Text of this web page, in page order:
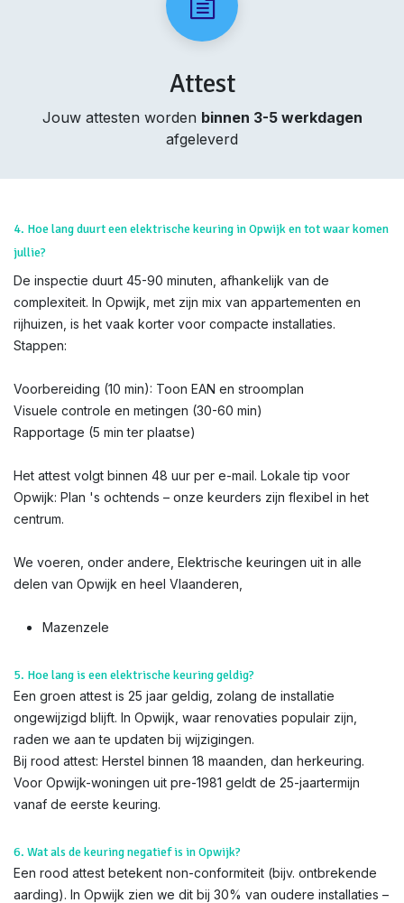
Attest
Jouw attesten worden binnen 3-5 werkdagen
afgeleverd
4. Hoe lang duurt een elektrische keuring in Opwijk en tot waar komen
jullie?
De inspectie duurt 45-90 minuten, afhankelijk van de
complexiteit. In Opwijk, met zijn mix van appartementen en
rijhuizen, is het vaak korter voor compacte installaties.
Stappen:
Voorbereiding (10 min): Toon EAN en stroomplan
Visuele controle en metingen (30-60 min)
Rapportage (5 min ter plaatse)
Het attest volgt binnen 48 uur per e-mail. Lokale tip voor
Opwijk: Plan 's ochtends – onze keurders zijn flexibel in het
centrum.
We voeren, onder andere, Elektrische keuringen uit in alle
delen van Opwijk en heel Vlaanderen,
Mazenzele​
5. Hoe lang is een elektrische keuring geldig?
Een groen attest is 25 jaar geldig, zolang de installatie
ongewijzigd blijft. In Opwijk, waar renovaties populair zijn,
raden we aan te updaten bij wijzigingen.
Bij rood attest: Herstel binnen 18 maanden, dan herkeuring.
Voor Opwijk-woningen uit pre-1981 geldt de 25-jaartermijn
vanaf de eerste keuring.
6. Wat als de keuring negatief is in Opwijk?
Een rood attest betekent non-conformiteit (bijv. ontbrekende
aarding). In Opwijk zien we dit bij 30% van oudere installaties –